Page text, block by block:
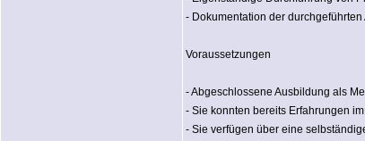
- Dokumentation der
Voraussetzungen
- Abgeschlossene Ausbildung als
- Sie konnten bereits Erfahrungen
- Sie verfügen über eine